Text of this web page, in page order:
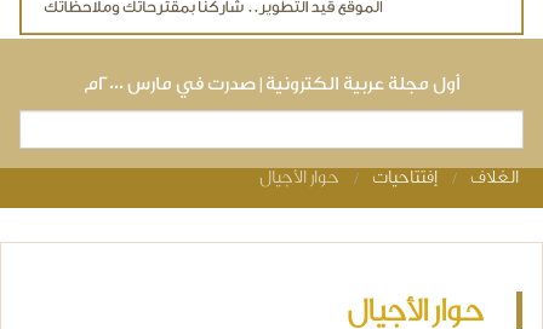
أول مجلة عربية الكترونية | صدرت في مارس ٢٠٠٠م
You are here
الغلاف إفتتاحيات حوار الأجيال
حوار الأجيال